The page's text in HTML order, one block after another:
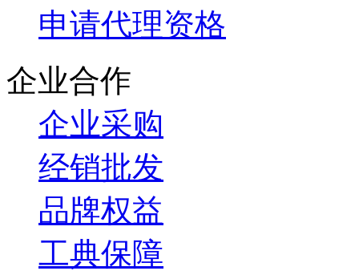
申请代理资格
企业合作
企业采购
经销批发
品牌权益
工典保障